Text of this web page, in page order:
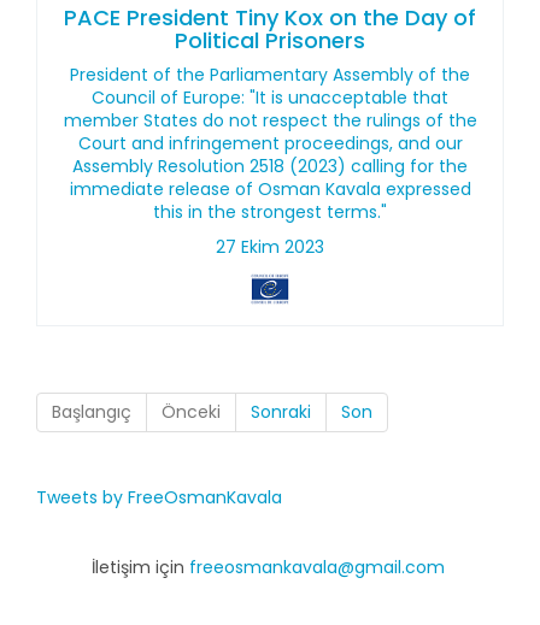
PACE President Tiny Kox on the Day of
Political Prisoners
President of the Parliamentary Assembly of the
Council of Europe: "It is unacceptable that
member States do not respect the rulings of the
Court and infringement proceedings, and our
Assembly Resolution 2518 (2023) calling for the
immediate release of Osman Kavala expressed
this in the strongest terms."
27 Ekim 2023
Başlangıç Önceki Sonraki Son
Tweets by FreeOsmanKavala
İletişim için freeosmankavala@gmail.com